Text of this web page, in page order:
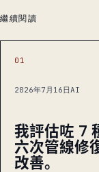
繼續閱讀
01
2026年7月16日 AI
我評估咗 7
六次管線
改善。